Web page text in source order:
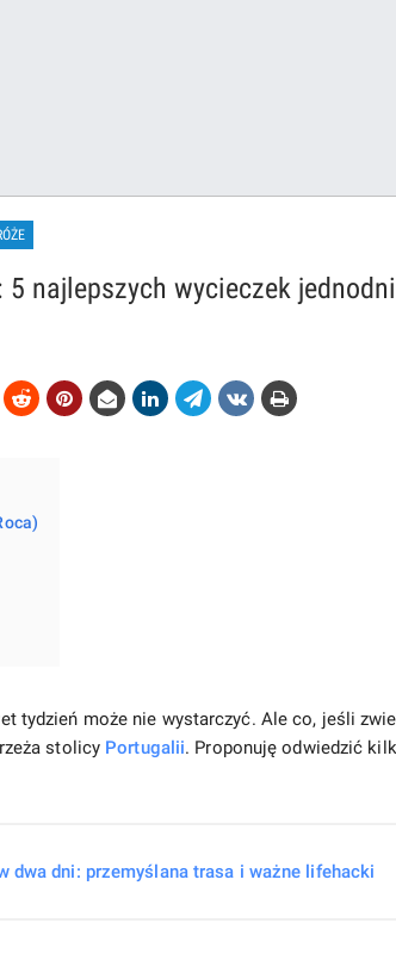
najlepszych wycieczek
tydzień może nie wystarczyć. Ale co, jeśli
stolicy Portugalii. Proponuję odwiedzić
dwa dni: przemyślana trasa i ważne lifehacki